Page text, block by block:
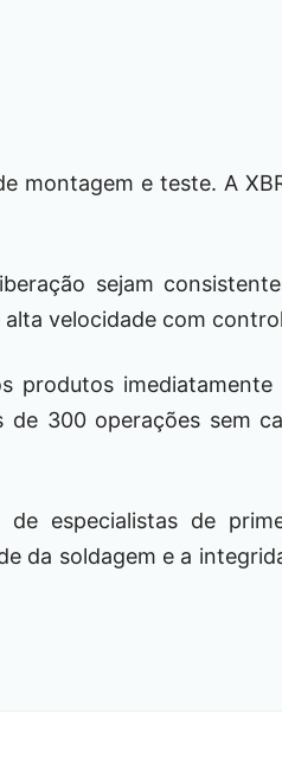
montagem e teste. A
sejam
velocidade com
produtos
de 300 operações sem
especialistas de
da soldagem e a